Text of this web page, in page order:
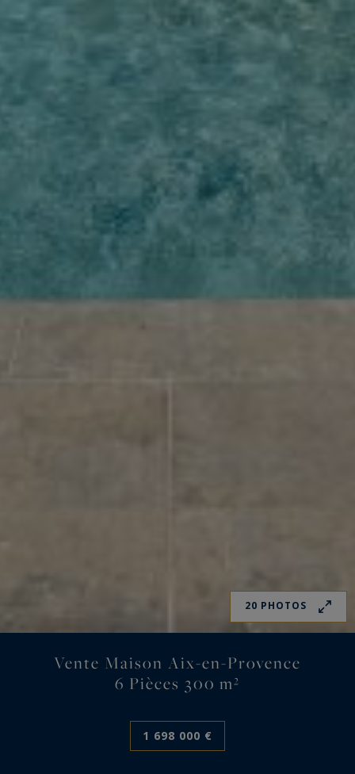
20 PHOTOS
Vente Maison Aix-en-Provence
6 Pièces 300 m²
1 698 000 €